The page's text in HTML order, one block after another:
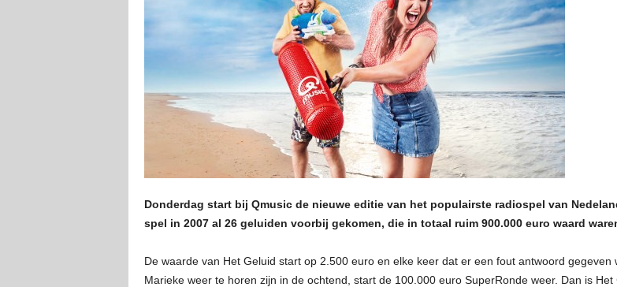
Donderdag start bij Qmusic de nieuwe editie van het populairste radiospel van
spel in 2007 al 26 geluiden voorbij gekomen, die in totaal ruim 900.000 euro waard
De waarde van Het Geluid start op 2.500 euro en elke keer dat er een fout antwoord
Marieke weer te horen zijn in de ochtend, start de 100.000 euro SuperRonde weer. Dan is